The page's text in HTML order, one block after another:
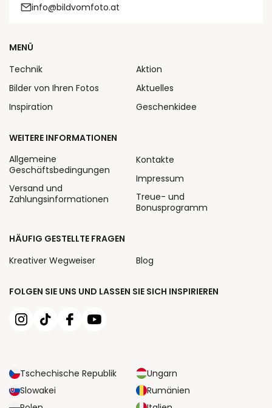
info@bildvomfoto.at
FOLGEN SIE UNS UND LASSEN SIE SICH INSPIRIEREN
Tschechische Republik
Ungarn
Slowakei
Rumänien
MENÜ
Technik
Bilder von Ihren Fotos
Inspiration
Aktion
Aktuelles
Geschenkidee
WEITERE INFORMATIONEN
Allgemeine
Geschäftsbedingungen
Versand und
Zahlungsinformationen
Kontakte
Impressum
Treue- und
Bonusprogramm
HÄUFIG GESTELLTE FRAGEN
Kreativer Wegweiser
Blog